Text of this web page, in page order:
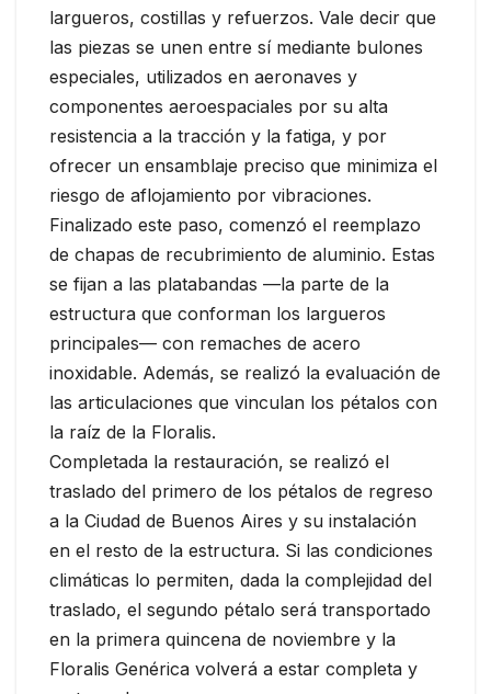
largueros, costillas y refuerzos. Vale decir que
las piezas se unen entre sí mediante bulones
especiales, utilizados en aeronaves y
componentes aeroespaciales por su alta
resistencia a la tracción y la fatiga, y por
ofrecer un ensamblaje preciso que minimiza el
riesgo de aflojamiento por vibraciones.
Finalizado este paso, comenzó el reemplazo
de chapas de recubrimiento de aluminio. Estas
se fijan a las platabandas —la parte de la
estructura que conforman los largueros
principales— con remaches de acero
inoxidable. Además, se realizó la evaluación de
las articulaciones que vinculan los pétalos con
la raíz de la Floralis.
Completada la restauración, se realizó el
traslado del primero de los pétalos de regreso
a la Ciudad de Buenos Aires y su instalación
en el resto de la estructura. Si las condiciones
climáticas lo permiten, dada la complejidad del
traslado, el segundo pétalo será transportado
en la primera quincena de noviembre y la
Floralis Genérica volverá a estar completa y